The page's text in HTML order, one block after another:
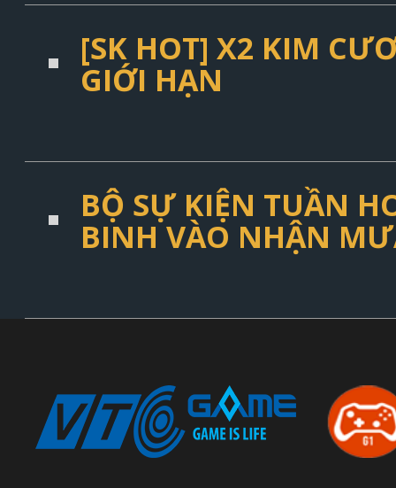
[SK HOT] X2 KIM
GIỚI HẠN
BỘ SỰ KIỆN TUẦN
BINH VÀO NHẬN